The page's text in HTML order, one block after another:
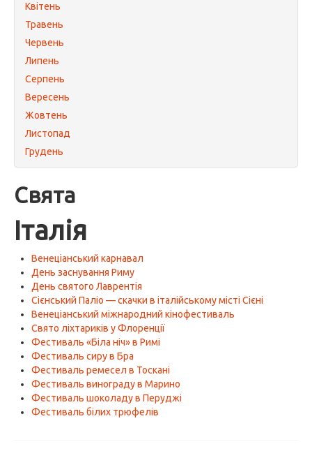
Квітень
Травень
Червень
Липень
Серпень
Вересень
Жовтень
Листопад
Грудень
Свята
Італія
Венеціанський карнавал
День заснування Риму
День святого Лаврентія
Сієнський Паліо — скачки в італійському місті Сієні
Венеціанський міжнародний кінофестиваль
Свято ліхтариків у Флоренції
Фестиваль «Біла ніч» в Римі
Фестиваль сиру в Бра
Фестиваль ремесел в Тоскані
Фестиваль винограду в Марино
Фестиваль шоколаду в Перуджі
Фестиваль білих трюфелів